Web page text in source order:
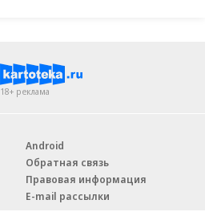
18+ реклама
Android
Обратная связь
Правовая информация
E-mail рассылки